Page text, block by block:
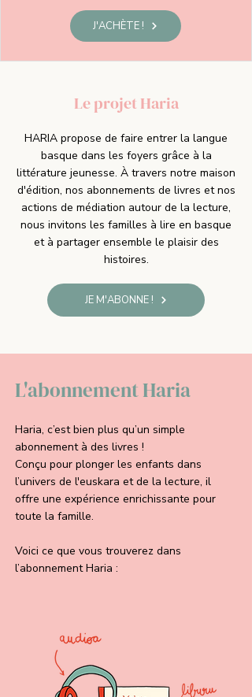
J'ACHÈTE !
Le projet Haria
HARIA propose de faire entrer la langue
basque dans les foyers grâce à la
littérature jeunesse. À travers notre maison
d'édition, nos abonnements de livres et nos
actions de médiation autour de la lecture,
nous invitons les familles à lire en basque
et à partager ensemble le plaisir des
histoires.
JE M'ABONNE !
L'abonnement Haria
Haria, c’est bien plus qu’un simple
abonnement à des livres !
Conçu pour plonger les enfants dans
l’univers de l'euskara et de la lecture, il
offre une expérience enrichissante pour
toute la famille.
Voici ce que vous trouverez dans
l’abonnement Haria :